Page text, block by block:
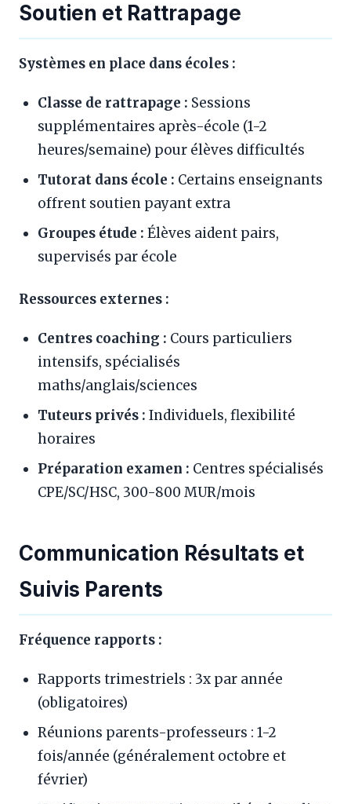
Soutien et Rattrapage
Systèmes en place dans écoles :
Classe de rattrapage : Sessions
supplémentaires après-école (1-2
heures/semaine) pour élèves difficultés
Tutorat dans école : Certains enseignants
offrent soutien payant extra
Groupes étude : Élèves aident pairs,
supervisés par école
Ressources externes :
Centres coaching : Cours particuliers
intensifs, spécialisés
maths/anglais/sciences
Tuteurs privés : Individuels, flexibilité
horaires
Préparation examen : Centres spécialisés
CPE/SC/HSC, 300-800 MUR/mois
Communication Résultats et
Suivis Parents
Fréquence rapports :
Rapports trimestriels : 3x par année
(obligatoires)
Réunions parents-professeurs : 1-2
fois/année (généralement octobre et
février)